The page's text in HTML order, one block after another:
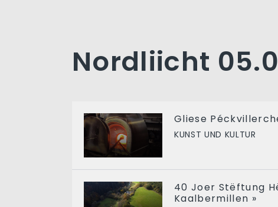
Nordliicht
Gliese
KUNST UND KULTUR
40 Joer Stëftung
Kaalbermillen »